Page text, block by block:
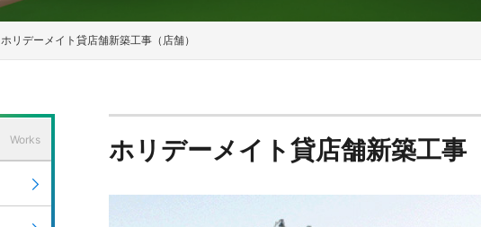
ホリデーメイト貸店舗新築工事（店舗）
Works ホリデーメイト貸店舗新築工事